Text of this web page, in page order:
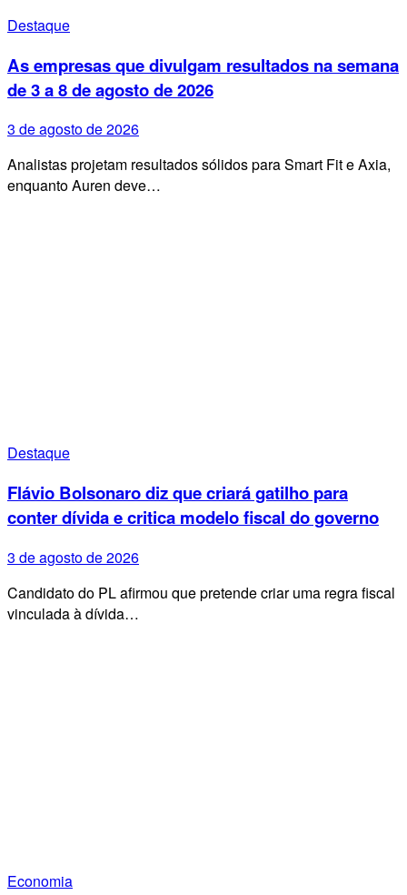
Destaque
As empresas que divulgam resultados na semana
de 3 a 8 de agosto de 2026
3 de agosto de 2026
Analistas projetam resultados sólidos para Smart Fit e Axia,
enquanto Auren deve…
Destaque
Flávio Bolsonaro diz que criará gatilho para
conter dívida e critica modelo fiscal do governo
3 de agosto de 2026
Candidato do PL afirmou que pretende criar uma regra fiscal
vinculada à dívida…
Economia